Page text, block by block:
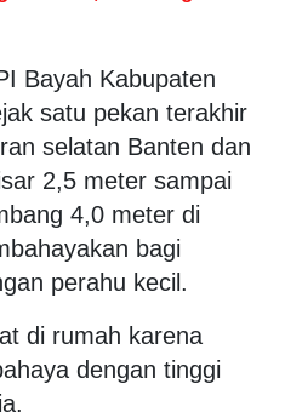
Bayah Kabupaten
satu pekan terakhir
selatan Banten dan
2,5 meter sampai
4,0 meter di
bagi
perahu kecil.
di rumah karena
dengan tinggi